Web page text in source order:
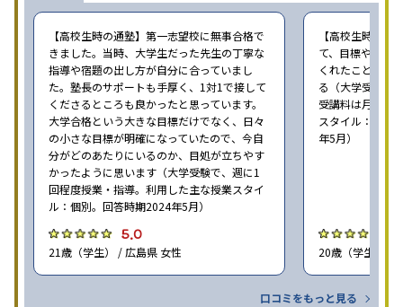
【高校生時の通塾】第一志望校に無事合格で
きました。当時、大学生だった先生の丁寧な
指導や宿題の出し方が自分に合っていまし
た。塾長のサポートも手厚く、1対1で接して
くださるところも良かったと思っています。
大学合格という大きな目標だけでなく、日々
の小さな目標が明確になっていたので、今自
分がどのあたりにいるのか、目処が立ちやす
かったように思います（大学受験で、週に1
回程度授業・指導。利用した主な授業スタイ
ル：個別。回答時期2024年5月）
5.0
21歳（学生） / 広島県 女性
【高校生時の通
て、目標や勉強
くれたことが、
る（大学受験で
受講料は月
スタイル：個別
年5月）
20歳（学生） /
口コミをもっと見る